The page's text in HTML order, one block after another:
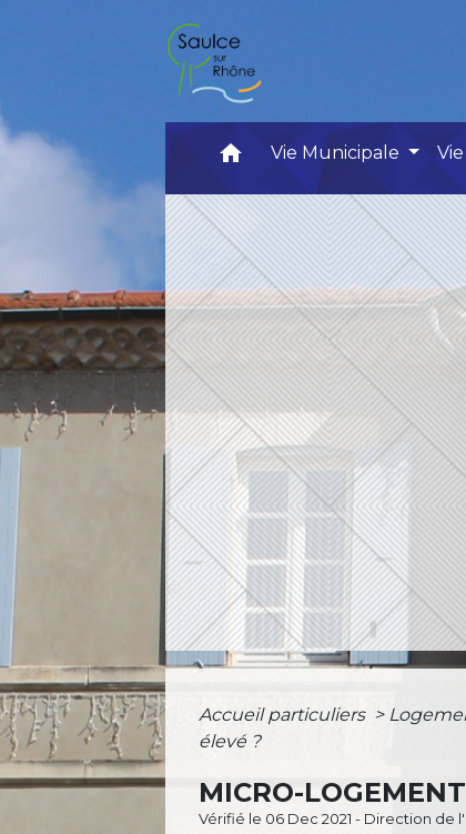
home Vie Municipale
Accueil particuliers >
élevé ?
MICRO-
Vérifié le 06 Dec 2021 - Direction